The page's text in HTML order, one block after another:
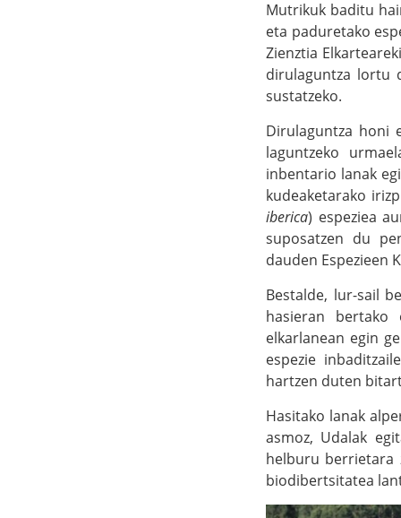
Mutrikuk baditu
eta paduretako
Zienztia
dirulaguntza lortu
sustatzeko.
Dirulaguntza honi
laguntzeko
inbentario lanak
kudeaketarako
iberica) espeziea
suposatzen du
dauden Espezieen
Bestalde, lur-sail
hasieran bertako
elkarlanean egin
espezie
hartzen duten
Hasitako lanak
asmoz, Udalak
helburu berrietara
biodibertsitatea